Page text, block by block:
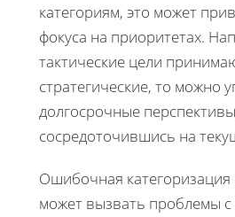
категориям, это может
фокуса на приоритетах.
тактические цели
стратегические, то можно
долгосрочные
сосредоточившись на
Ошибочная категоризация
может вызвать проблемы